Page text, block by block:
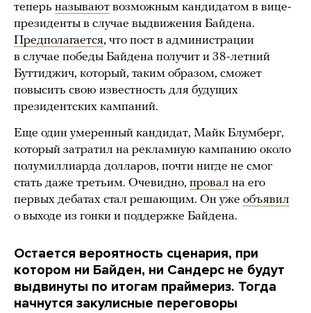
теперь называют возможным кандидатом в вице-
президенты в случае выдвижения Байдена.
Предполагается, что пост в администрации
в случае победы Байдена получит и 38-летний
Буттиджич, который, таким образом, сможет
повысить свою известность для будущих
президентских кампаний.
Еще один умеренный кандидат, Майк Блумберг,
который затратил на рекламную кампанию около
полумиллиарда долларов, почти нигде не смог
стать даже третьим. Очевидно, провал на его
первых дебатах стал решающим. Он уже объявил
о выходе из гонки и поддержке Байдена.
Остается вероятность сценария, при
котором ни Байден, ни Сандерс не будут
выдвинуты по итогам праймериз. Тогда
начнутся закулисные переговоры